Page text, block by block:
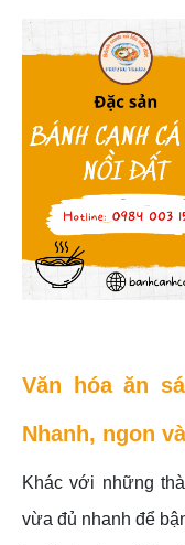
Văn hóa ăn
Nhanh, ngon
Khác với những
vừa đủ nhanh để